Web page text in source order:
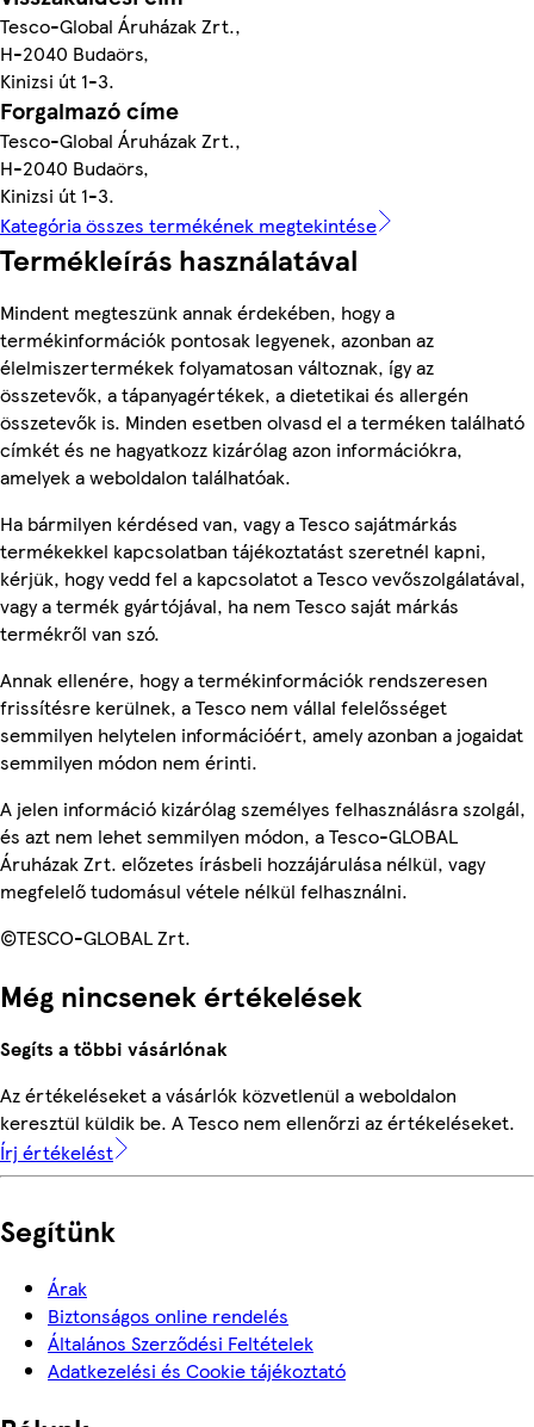
Tesco-Global Áruházak Zrt.,
H-2040 Budaörs,
Kinizsi út 1-3.
Forgalmazó címe
Tesco-Global Áruházak Zrt.,
H-2040 Budaörs,
Kinizsi út 1-3.
Kategória összes termékének megtekintése
Termékleírás használatával
Mindent megteszünk annak érdekében, hogy a
termékinformációk pontosak legyenek, azonban az
élelmiszertermékek folyamatosan változnak, így az
összetevők, a tápanyagértékek, a dietetikai és allergén
összetevők is. Minden esetben olvasd el a terméken található
címkét és ne hagyatkozz kizárólag azon információkra,
amelyek a weboldalon találhatóak.
Ha bármilyen kérdésed van, vagy a Tesco sajátmárkás
termékekkel kapcsolatban tájékoztatást szeretnél kapni,
kérjük, hogy vedd fel a kapcsolatot a Tesco vevőszolgálatával,
vagy a termék gyártójával, ha nem Tesco saját márkás
termékről van szó.
Annak ellenére, hogy a termékinformációk rendszeresen
frissítésre kerülnek, a Tesco nem vállal felelősséget
semmilyen helytelen információért, amely azonban a jogaidat
semmilyen módon nem érinti.
A jelen információ kizárólag személyes felhasználásra szolgál,
és azt nem lehet semmilyen módon, a Tesco-GLOBAL
Áruházak Zrt. előzetes írásbeli hozzájárulása nélkül, vagy
megfelelő tudomásul vétele nélkül felhasználni.
©TESCO-GLOBAL Zrt.
Még nincsenek értékelések
Segíts a többi vásárlónak
Az értékeléseket a vásárlók közvetlenül a weboldalon
keresztül küldik be. A Tesco nem ellenőrzi az értékeléseket.
Írj értékelést
Segítünk
Árak
Biztonságos online rendelés
Általános Szerződési Feltételek
Adatkezelési és Cookie tájékoztató